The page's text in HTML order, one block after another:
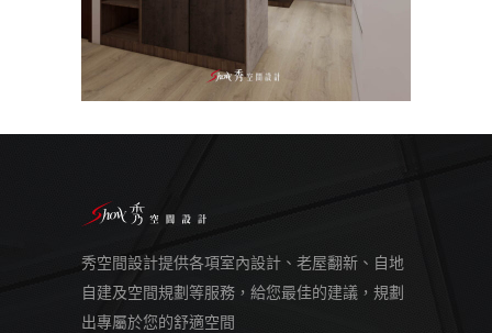
秀空間設計提供各項室內設計、老屋翻新、自地
自建及空間規劃等服務，給您最佳的建議，規劃
出專屬於您的舒適空間